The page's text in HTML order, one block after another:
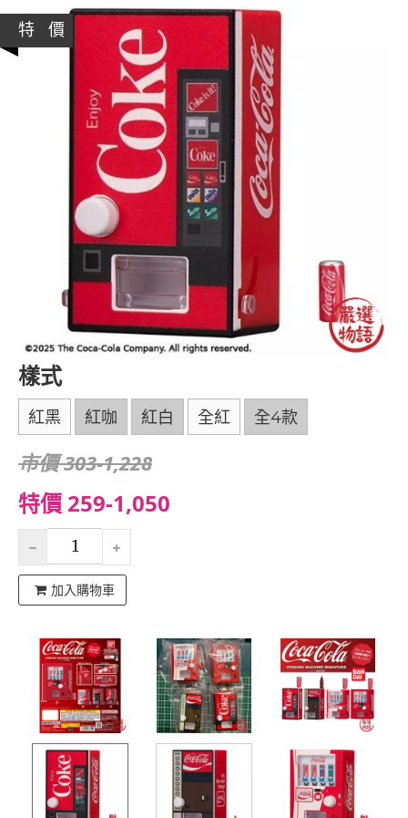
特 價
樣式
紅黑 紅咖 紅白 全紅 全4款
市價 303-1,228
特價 259-1,050
加入購物車